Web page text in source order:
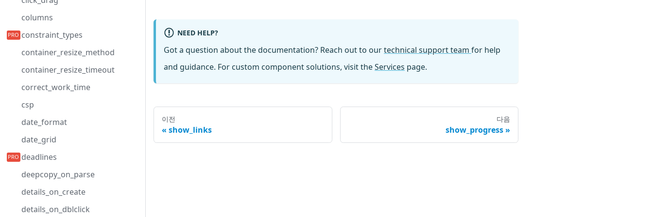
columns
constraint_types
container_resize_method
container_resize_timeout
correct_work_time
csp
date_format
date_grid
deadlines
deepcopy_on_parse
details_on_create
details_on_dblclick
NEED HELP?
Got a question about the documentation? Reach out to ourtechnical support team for help
and guidance. For custom component solutions, visit theServices page.
이전
show_links
다음
show_progress